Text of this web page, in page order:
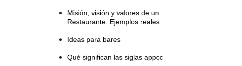
Misión, visión y valores de un
Restaurante. Ejemplos reales
Ideas para bares
Qué significan las siglas appcc